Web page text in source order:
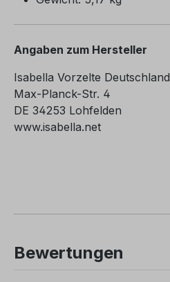
Angaben zum Hersteller
Isabella Vorzelte Deutschland
Max-Planck-Str. 4
DE 34253 Lohfelden
www.isabella.net
Bewertungen